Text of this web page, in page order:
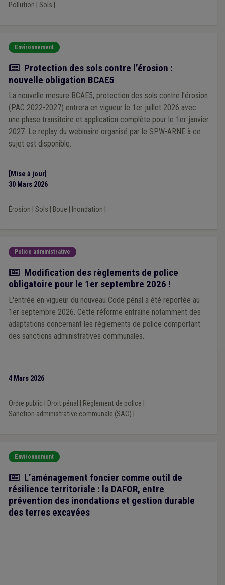
Pollution Sols
Environnement
Actualité
Protection des sols contre l’érosion :
nouvelle obligation BCAE5
La nouvelle mesure BCAE5, protection des sols contre l’érosion
(PAC 2022-2027) entrera en vigueur le 1er juillet 2026 avec
une phase transitoire et application complète pour le 1er janvier
2027. Le replay du webinaire organisé par le SPW-ARNE à ce
sujet est disponible.
[Mise à jour]
30 Mars 2026
Érosion Sols Boue Inondation
Police administrative
Actualité
Modification des règlements de police
obligatoire pour le 1er septembre 2026 !
L'entrée en vigueur du nouveau Code pénal a été reportée au
1er septembre 2026. Cette réforme entraîne notamment des
adaptations concernant les règlements de police comportant
des sanctions administratives communales.
4 Mars 2026
Ordre public Droit pénal Règlement de police
Sanction administrative communale (SAC)
Environnement
Article
L’aménagement foncier comme outil de
résilience territoriale : la DAFOR, entre
prévention des inondations et gestion durable
des terres excavées